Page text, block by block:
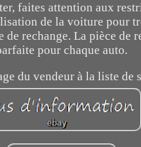
faites attention aux
de la voiture pour
de rechange. La pièce de
pour chaque auto.
du vendeur à la liste de